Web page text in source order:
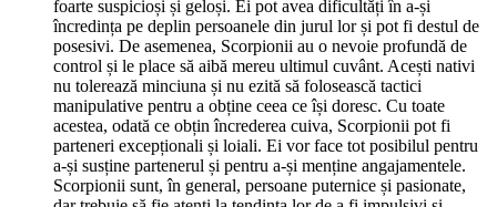
foarte suspicioși și geloși. Ei pot avea dificultăți în a-și
încredința pe deplin persoanele din jurul lor și pot fi destul de
posesivi. De asemenea, Scorpionii au o nevoie profundă de
control și le place să aibă mereu ultimul cuvânt. Acești nativi
nu tolerează minciuna și nu ezită să folosească tactici
manipulative pentru a obține ceea ce își doresc. Cu toate
acestea, odată ce obțin încrederea cuiva, Scorpionii pot fi
parteneri excepționali și loiali. Ei vor face tot posibilul pentru
a-și susține partenerul și pentru a-și menține angajamentele.
Scorpionii sunt, în general, persoane puternice și pasionate,